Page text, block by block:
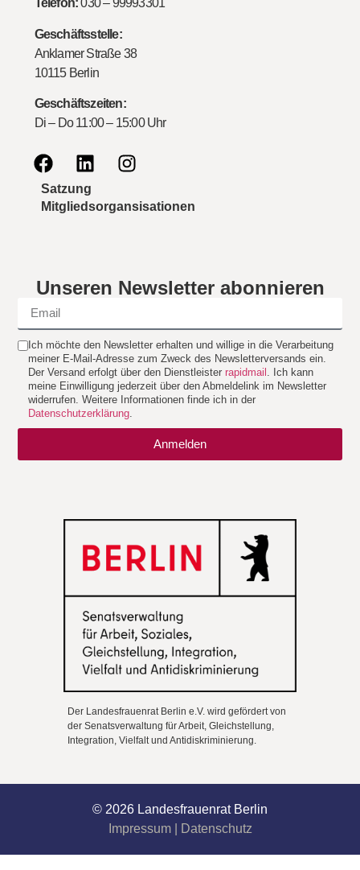
Telefon:030 – 99993301
Geschäftsstelle:
Anklamer Straße 38
10115 Berlin
Geschäftszeiten:
Di – Do 11:00 – 15:00 Uhr
Satzung
Mitgliedsorgansisationen
Unseren Newsletter abonnieren
Ich möchte den Newsletter erhalten und willige in die Verarbeitung
meiner E-Mail-Adresse zum Zweck des Newsletterversands ein.
Der Versand erfolgt über den Dienstleisterrapidmail
. Ich kann
meine Einwilligung jederzeit über den Abmeldelink im Newsletter
widerrufen. Weitere Informationen finde ich in der
Datenschutzerklärung
Anmelden
Der Landesfrauenrat Berlin e.V. wird gefördert von
der Senatsverwaltung für Arbeit, Gleichstellung,
Integration, Vielfalt und Antidiskriminierung.
© 2026 Landesfrauenrat Berlin
Impressum| Datenschutz